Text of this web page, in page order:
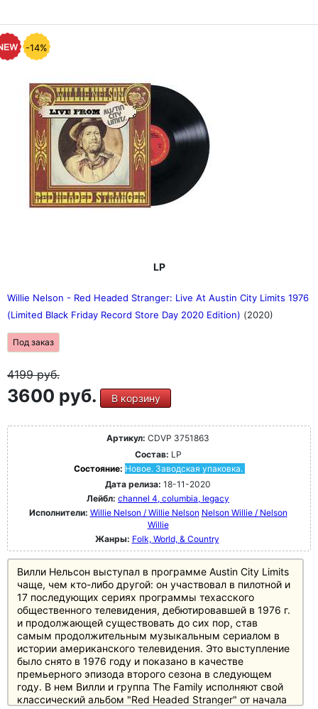
-14%
LP
Willie Nelson - Red Headed Stranger: Live At Austin City Limits 1976
(Limited Black Friday Record Store Day 2020 Edition) (2020)
Под заказ
4199руб.
3600 руб. В корзину
Артикул: CDVP 3751863
Состав: LP
Состояние: Новое. Заводская упаковка.
Дата релиза: 18-11-2020
Лейбл: channel 4, columbia, legacy
Исполнители: Willie Nelson / Willie Nelson Nelson Willie / Nelson
Willie
Жанры: Folk, World, & Country
Вилли Нельсон выступал в программе Austin City Limits
чаще, чем кто-либо другой: он участвовал в пилотной и
17 последующих сериях программы техасского
общественного телевидения, дебютировавшей в 1976 г.
и продолжающей существовать до сих пор, став
самым продолжительным музыкальным сериалом в
истории американского телевидения. Это выступление
было снято в 1976 году и показано в качестве
премьерного эпизода второго сезона в следующем
году. В нем Вилли и группа The Family исполняют свой
классический альбом "Red Headed Stranger" от начала